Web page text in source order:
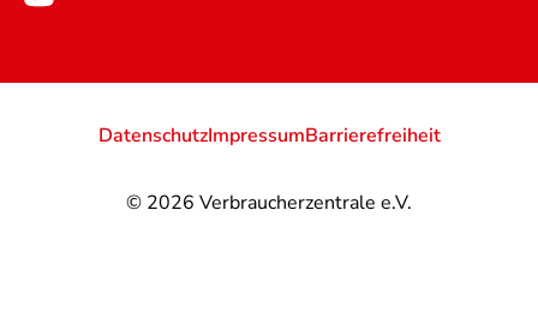
© 2026 Verbraucherzentrale e.V.
DatenschutzImpressumBarrierefreiheit